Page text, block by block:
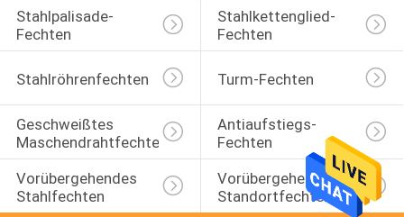
Stahlpalisade-
Fechten
Stahlkettenglied-
Fechten
Stahlröhrenfechten Turm-Fechten
Geschweißtes
Maschendrahtfechten
Antiaufstiegs-
Fechten
Vorübergehendes
Stahlfechten
Vorübergehendes
Standortfechten